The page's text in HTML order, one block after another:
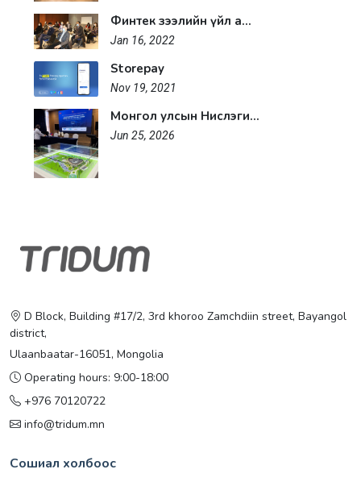
Финтек зээлийн үйл а...
Jan 16, 2022
Storepay
Nov 19, 2021
Монгол улсын Нислэги...
Jun 25, 2026
D Block, Building #17/2, 3rd khoroo Zamchdiin street, Bayangol
district,
Ulaanbaatar-16051, Mongolia
Operating hours: 9:00-18:00
+976 70120722
info@tridum.mn
Сошиал холбоос